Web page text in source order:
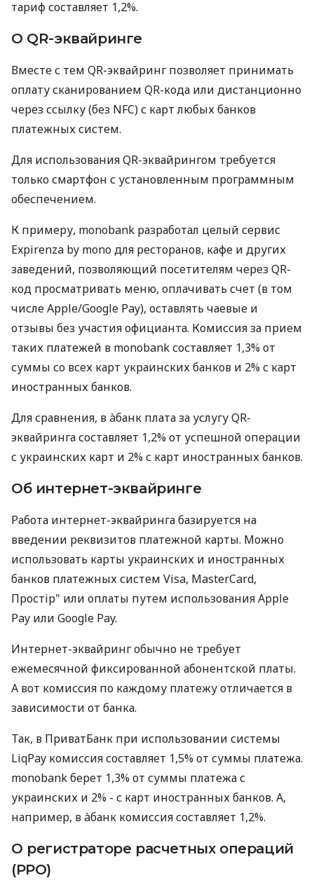
тариф составляет 1,2%.
О QR-эквайринге
Вместе с тем QR-эквайринг позволяет принимать
оплату сканированием QR-кода или дистанционно
через ссылку (без NFC) с карт любых банков
платежных систем.
Для использования QR-эквайрингом требуется
только смартфон с установленным программным
обеспечением.
К примеру, monobank разработал целый сервис
Expirenza by mono для ресторанов, кафе и других
заведений, позволяющий посетителям через QR-
код просматривать меню, оплачивать счет (в том
числе Apple/Google Pay), оставлять чаевые и
отзывы без участия официанта. Комиссия за прием
таких платежей в monobank составляет 1,3% от
суммы со всех карт украинских банков и 2% с карт
иностранных банков.
Для сравнения, в àбанк плата за услугу QR-
эквайринга составляет 1,2% от успешной операции
с украинских карт и 2% с карт иностранных банков.
Об интернет-эквайринге
Работа интернет-эквайринга базируется на
введении реквизитов платежной карты. Можно
использовать карты украинских и иностранных
банков платежных систем Visa, MasterCard,
Простір" или оплаты путем использования Apple
Pay или Google Pay.
Интернет-эквайринг обычно не требует
ежемесячной фиксированной абонентской платы.
А вот комиссия по каждому платежу отличается в
зависимости от банка.
Так, в ПриватБанк при использовании системы
LiqPay комиссия составляет 1,5% от суммы платежа.
monobank берет 1,3% от суммы платежа с
украинских и 2% - с карт иностранных банков. А,
например, в àбанк комиссия составляет 1,2%.
О регистраторе расчетных операций
(РРО)